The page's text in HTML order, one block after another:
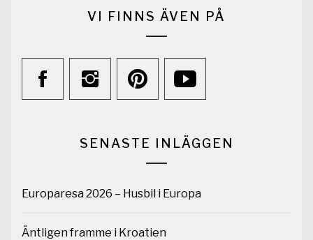
VI FINNS ÄVEN PÅ
SENASTE INLÄGGEN
Europaresa 2026 – Husbil i Europa
Äntligen framme i Kroatien